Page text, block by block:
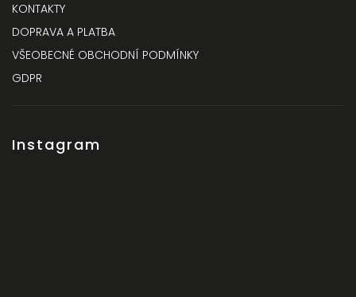
KONTAKTY
DOPRAVA A PLATBA
VŠEOBECNÉ OBCHODNÍ PODMÍNKY
GDPR
Instagram